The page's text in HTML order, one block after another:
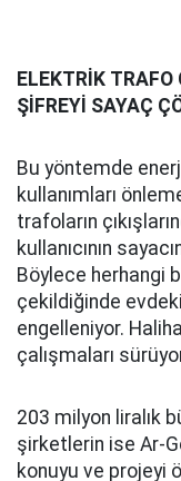
ELEKTRİK TRAFO
ŞİFREYİ SAYAÇ
Bu yöntemde
kullanımları
trafoların
kullanıcının
Böylece herhangi
çekildiğinde
engelleniyor.
çalışmaları
203 milyon liralık
şirketlerin ise Ar-
konuyu ve projeyi